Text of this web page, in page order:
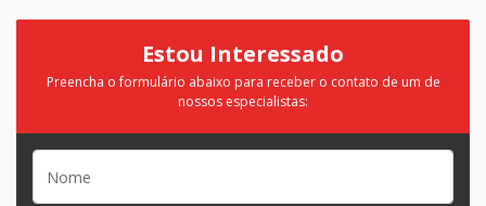
Estou Interessado
Preencha o formulário abaixo para receber o contato de um de
nossos especialistas: